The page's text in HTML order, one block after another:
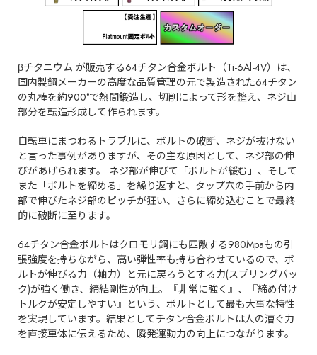
βチタニウム が販売する64チタン合金ボルト（Ti-6Al-4V）は、
国内製鋼メーカーの高度な品質管理の元で製造された64チタン
の丸棒を約900°で熱間鍛造し、切削によって形を整え、ネジ山
部分を転造形成して作られます。
自転車にまつわるトラブルに、ボルトの破断、ネジが抜けない
と言った事例がありますが、その主な原因として、ネジ部の伸
びがあげられます。 ネジ部が伸びて「ボルトが緩む」、そして
また「ボルトを締める」を繰り返すと、タップ穴の手前から内
部で伸びたネジ部のピッチが狂い、さらに締め込むことで最終
的に破断に至ります。
64チタン合金ボルトはクロモリ鋼にも匹敵する980Mpaもの引
張強度を持ちながら、高い弾性率も持ち合わせているので、ボ
ルトが伸びる力（軸力）と元に戻ろうとする力(スプリングバッ
ク)が強く働き、締結剛性が向上。『非常に強く』、『締め付け
トルクが安定しやすい』という、ボルトとして最も大事な特性
を実現しています。結果としてチタン合金ボルトは人の漕ぐ力
を直接車体に伝えるため、瞬発運動力の向上につながります。